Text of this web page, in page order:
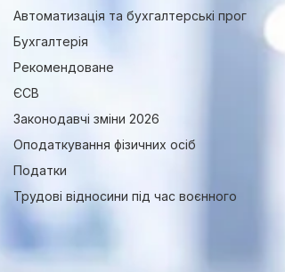
Автоматизація та бухгалтерські прог
Бухгалтерія
Рекомендоване
ЄСВ
Законодавчі зміни 2026
Оподаткування фізичних осіб
Податки
Трудові відносини під час воєнного